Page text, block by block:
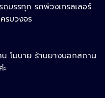
ถบรรทุก รถพ่วงเทรลเลอร์
รบวงจร
น โมบาย ร้านยางนอกสถาน